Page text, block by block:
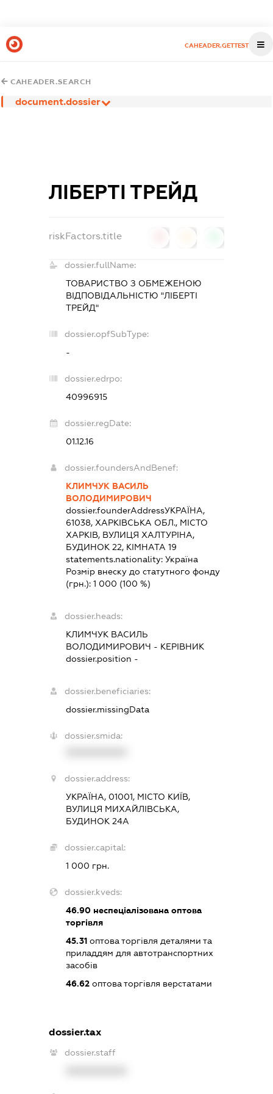
CAHEADER.GETTEST
CAHEADER.SEARCH
document.dossier
ЛІБЕРТІ ТРЕЙД
riskFactors.title
dossier.fullName:
ТОВАРИСТВО З ОБМЕЖЕНОЮ
ВІДПОВІДАЛЬНІСТЮ "ЛІБЕРТІ
ТРЕЙД"
dossier.opfSubType:
-
dossier.edrpo:
40996915
dossier.regDate:
01.12.16
dossier.foundersAndBenef:
КЛИМЧУК ВАСИЛЬ
ВОЛОДИМИРОВИЧ
dossier.founderAddressУКРАЇНА,
61038, ХАРКІВСЬКА ОБЛ., МІСТО
ХАРКІВ, ВУЛИЦЯ ХАЛТУРІНА,
БУДИНОК 22, КІМНАТА 19
statements.nationality: Україна
Розмір внеску до статутного фонду
(грн.): 1 000 (100 %)
dossier.heads:
КЛИМЧУК ВАСИЛЬ
ВОЛОДИМИРОВИЧ - КЕРІВНИК
dossier.position -
dossier.beneficiaries:
dossier.missingData
dossier.smida:
dossier.address:
УКРАЇНА, 01001, МІСТО КИЇВ,
ВУЛИЦЯ МИХАЙЛІВСЬКА,
БУДИНОК 24А
dossier.capital:
1 000 грн.
dossier.kveds:
46.90неспеціалізована оптова
торгівля
45.31оптова торгівля деталями та
приладдям для автотранспортних
засобів
46.62оптова торгівля верстатами
dossier.tax
dossier.staff